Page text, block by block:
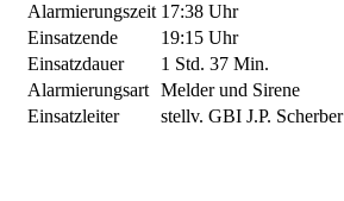
Alarmierungszeit 17:38 Uhr
Einsatzende
19:15 Uhr
Einsatzdauer
1 Std. 37 Min.
Alarmierungsart
Melder und Sirene
Einsatzleiter
stellv. GBI J.P. Scherber